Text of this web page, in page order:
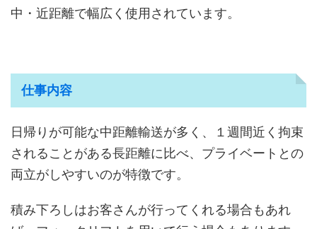
中・近距離で幅広く使用されています。
仕事内容
日帰りが可能な中距離輸送が多く、１週間近く拘束
されることがある長距離に比べ、プライベートとの
両立がしやすいのが特徴です。
積み下ろしはお客さんが行ってくれる場合もあれ